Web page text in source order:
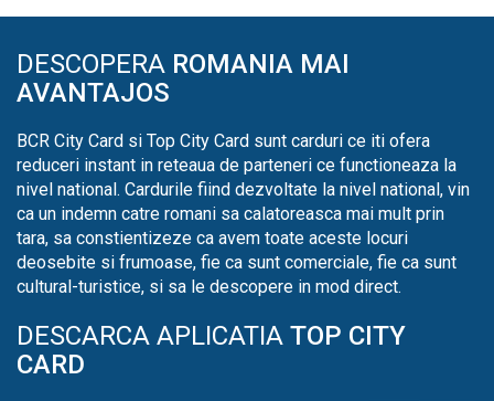
DESCOPERA ROMANIA MAI
AVANTAJOS
BCR City Card si Top City Card sunt carduri ce iti ofera
reduceri instant in reteaua de parteneri ce functioneaza la
nivel national. Cardurile fiind dezvoltate la nivel national, vin
ca un indemn catre romani sa calatoreasca mai mult prin
tara, sa constientizeze ca avem toate aceste locuri
deosebite si frumoase, fie ca sunt comerciale, fie ca sunt
cultural-turistice, si sa le descopere in mod direct.
DESCARCA APLICATIA TOP CITY
CARD